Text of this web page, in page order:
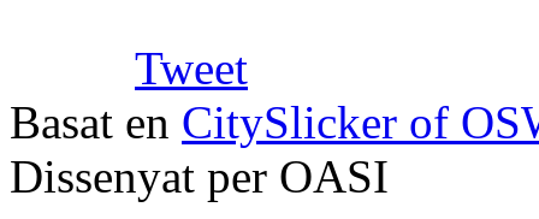
Tweet
Basat en CitySlicker of
Dissenyat per OASI